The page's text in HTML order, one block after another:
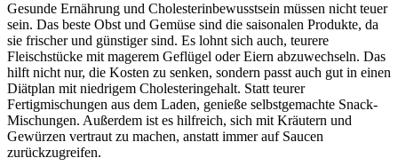
Gesunde Ernährung und Cholesterinbewusstsein müssen nicht teuer
sein. Das beste Obst und Gemüse sind die saisonalen Produkte, da
sie frischer und günstiger sind. Es lohnt sich auch, teurere
Fleischstücke mit magerem Geflügel oder Eiern abzuwechseln. Das
hilft nicht nur, die Kosten zu senken, sondern passt auch gut in einen
Diätplan mit niedrigem Cholesteringehalt. Statt teurer
Fertigmischungen aus dem Laden, genieße selbstgemachte Snack-
Mischungen. Außerdem ist es hilfreich, sich mit Kräutern und
Gewürzen vertraut zu machen, anstatt immer auf Saucen
zurückzugreifen.